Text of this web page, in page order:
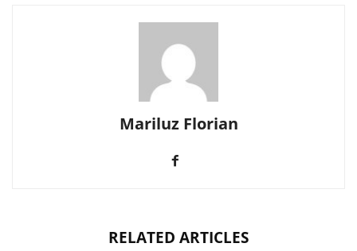
Mariluz Florian
RELATED ARTICLES